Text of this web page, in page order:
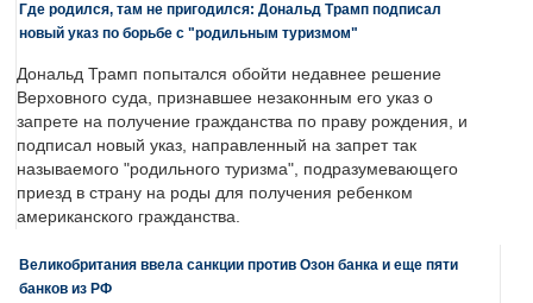
Где родился, там не пригодился: Дональд Трамп подписал
новый указ по борьбе с "родильным туризмом"
Дональд Трамп попытался обойти недавнее решение
Верховного суда, признавшее незаконным его указ о
запрете на получение гражданства по праву рождения, и
подписал новый указ, направленный на запрет так
называемого "родильного туризма", подразумевающего
приезд в страну на роды для получения ребенком
американского гражданства.
Великобритания ввела санкции против Озон банка и еще пяти
банков из РФ